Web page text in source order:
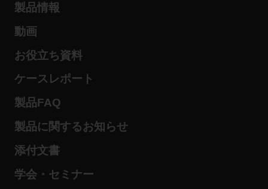
製品情報
動画
お役立ち資料
ケースレポート
製品FAQ
製品に関するお知らせ
添付文書
学会・セミナー